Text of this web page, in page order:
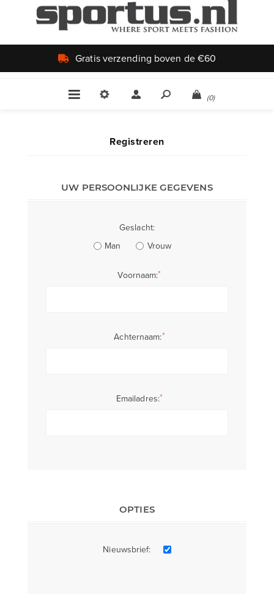
Gratis verzending boven de €60
(0)
Registreren
UW PERSOONLIJKE GEGEVENS
Geslacht:
Man
Vrouw
Voornaam:*
Achternaam:*
Emailadres:*
OPTIES
Nieuwsbrief: